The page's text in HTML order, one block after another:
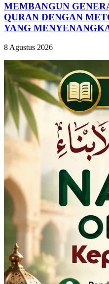
MEMBANGUN
QURAN DENGAN
YANG
8 Agustus 2026